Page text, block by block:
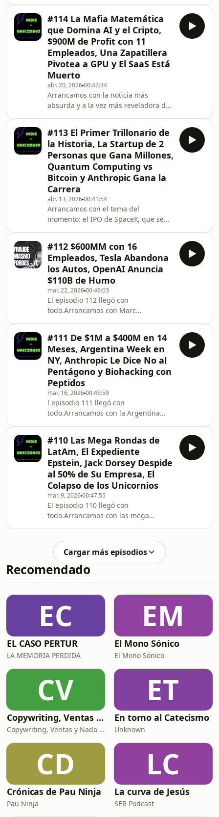
ende toda la AI moderna. Nació
dentro de Philips, que la dejó ir sin
entender lo que tenía. Hoy vale 20
veces más que su propia casa madre.
La peor desinversión corporativa de la
historia.También hablamos de la
biografía no oficial de Anthropic: por
qué Dario
#114 La Mafia Matemática
que Domina AI y el Cripto,
$900M de Profit con 11
Empleados, Una Zapatillera
Pivotea a GPU y El SaaS Está
Muerto
abr. 20, 202600:42:34
Arrancamos con la noticia más
absurda y a la vez más reveladora del
calzado favorito de los VCs de San
Francisco, anunció que vende toda su
línea de calzado y se convierte en una
empresa de infraestructura de AI con
GPU as a Service. La bolsa lo celebró
con una suba de 500% en un solo día.
No importa si tiene sentido. Importa
#113 El Primer Trillonario de
la Historia, La Startup de 2
Personas que Gana Millones,
Quantum Computing vs
Bitcoin y Anthropic Gana la
Carrera
abr. 13, 202600:41:54
Arrancamos con el tema del
momento: el IPO de SpaceX, que se
llegar a los 2 trillones de dólares. Si
eso pasa, Elon Musk se convierte en el
primer trillonario de la historia y pasa
a ser CEO de dos de las diez
compañías más grandes del mundo al
mismo tiempo. Una locura sin
precedentes.Después nos metemos
de lleno en la guerra e
#112 $600MM con 16
Empleados, Tesla Abandona
los Autos, OpenAI Anuncia
$110B de Humo
mar. 22, 202600:46:03
El episodio 112 llegó con
todo.Arrancamos con Marc
cree en la introspección y dice que
ninguna persona exitosa que conoce
la practica. Solo hacia adelante,
siempre. Lo conectamos con una idea
fascinante sobre los horizontes de
tiempo como medida real del talento
ejecutivo: desde vendedores que
piensan en trimestres hasta esta
#111 De $1M a $400M en 14
Meses, Argentina Week en
NY, Anthropic Le Dice No al
Pentágono y Biohacking con
Peptidos
mar. 16, 202600:46:59
l episodio 111 llegó con
todo.Arrancamos con la Argentina
atraer inversión al país, con Milei
como figura central y JP Morgan como
gran protagonista detrás de escena.
¿Es el comienzo de algo real o
simplemente otro mini Davos que no
se traduce en dólares concretos?
Después nos metemos en algo que
muy poca gente está mirando de
cerca: l
#110 Las Mega Rondas de
LatAm, El Expediente
Epstein, Jack Dorsey Despide
al 50% de Su Empresa, El
Colapso de los Unicornios
mar. 9, 202600:47:55
El episodio 110 llegó con
todo.Arrancamos con las mega
y Tappi levantaron cientos de
millones, pero no todas las noticias
son buenas. Merama y BetterFly, dos
unicornios que prometían
realidad muy diferente a la que
vendieron.Después nos metemos en
el expediente más explosivo del
momento: l
Cargar más episodios
Recomendado
EC
EL CASO PERTUR
LA MEMORIA PERDIDA
EM
El Mono Sónico
El Mono Sónico
CV
Copywriting, Ventas y Nada que perder
Copywriting, Ventas y Nada que Perder
ET
En torno al Catecismo
Unknown
CD
Crónicas de Pau Ninja
Pau Ninja
LC
La curva de Jesús
SER Podcast